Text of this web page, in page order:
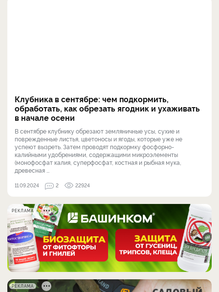
Клубника в сентябре: чем подкормить,
обработать, как обрезать ягодник и ухаживать
в начале осени
В сентябре клубнику обрезают земляничные усы, сухие и
поврежденные листья, цветоносы и ягоды, которые уже не
успеют вызреть. Затем проводят подкормку фосфорно-
калийными удобрениями, содержащими микроэлементы
(монофосфат калия, суперфосфат, костная и рыбная мука,
древесная ...
11.09.2024 2 22924
РЕКЛАМА
РЕКЛАМА